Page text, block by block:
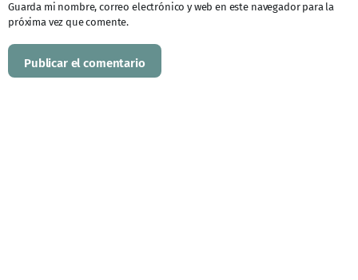
Guarda mi nombre, correo electrónico y web en este navegador para la
próxima vez que comente.